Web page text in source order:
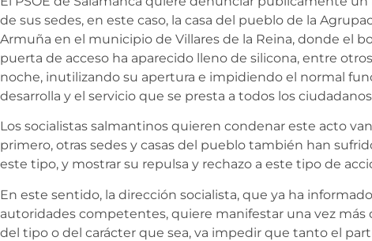
de sus sedes, en este caso, la casa del pueblo de la
Armuña en el municipio de Villares de la Reina, donde el
puerta de acceso ha aparecido lleno de silicona, entre
noche, inutilizando su apertura e impidiendo el normal
desarrolla y el servicio que se presta a todos los
Los socialistas salmantinos quieren condenar este acto
primero, otras sedes y casas del pueblo también han
este tipo, y mostrar su repulsa y rechazo a este tipo de
En este sentido, la dirección socialista, que ya ha
autoridades competentes, quiere manifestar una vez más
del tipo o del carácter que sea, va impedir que tanto el